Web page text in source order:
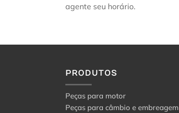
agente seu horário.
PRODUTOS
Peças para motor
Peças para câmbio e embreagem